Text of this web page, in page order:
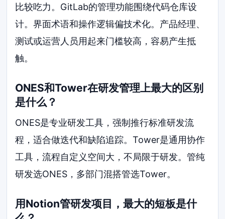
比较吃力。GitLab的管理功能围绕代码仓库设
计。界面术语和操作逻辑偏技术化。产品经理、
测试或运营人员用起来门槛较高，容易产生抵
触。
ONES和Tower在研发管理上最大的区别
是什么？
ONES是专业研发工具，强制推行标准研发流
程，适合做迭代和缺陷追踪。Tower是通用协作
工具，流程自定义空间大，不局限于研发。管纯
研发选ONES，多部门混搭管选Tower。
用Notion管研发项目，最大的短板是什